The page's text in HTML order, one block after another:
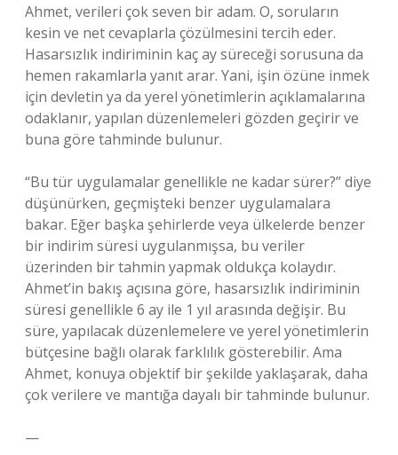
Ahmet, verileri çok seven bir adam. O, soruların
kesin ve net cevaplarla çözülmesini tercih eder.
Hasarsızlık indiriminin kaç ay süreceği sorusuna da
hemen rakamlarla yanıt arar. Yani, işin özüne inmek
için devletin ya da yerel yönetimlerin açıklamalarına
odaklanır, yapılan düzenlemeleri gözden geçirir ve
buna göre tahminde bulunur.
“Bu tür uygulamalar genellikle ne kadar sürer?” diye
düşünürken, geçmişteki benzer uygulamalara
bakar. Eğer başka şehirlerde veya ülkelerde benzer
bir indirim süresi uygulanmışsa, bu veriler
üzerinden bir tahmin yapmak oldukça kolaydır.
Ahmet’in bakış açısına göre, hasarsızlık indiriminin
süresi genellikle 6 ay ile 1 yıl arasında değişir. Bu
süre, yapılacak düzenlemelere ve yerel yönetimlerin
bütçesine bağlı olarak farklılık gösterebilir. Ama
Ahmet, konuya objektif bir şekilde yaklaşarak, daha
çok verilere ve mantığa dayalı bir tahminde bulunur.
—